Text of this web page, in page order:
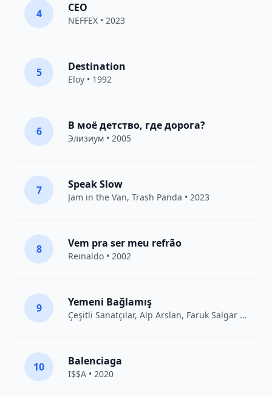
4 CEO
NEFFEX • 2023
5 Destination
Eloy • 1992
6 В моё детство, где дорога?
Элизиум • 2005
7 Speak Slow
Jam in the Van, Trash Panda • 2023
8 Vem pra ser meu refrão
Reinaldo • 2002
9 Yemeni Bağlamış
Çeşitli Sanatçılar, Alp Arslan, Faruk Salgar • 2012
10 Balenciaga
I$$A • 2020